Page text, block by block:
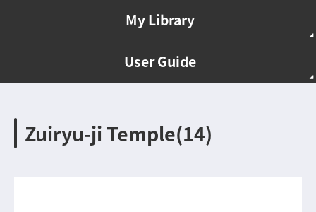
My Library
User Guide
Zuiryu-ji Temple(14)